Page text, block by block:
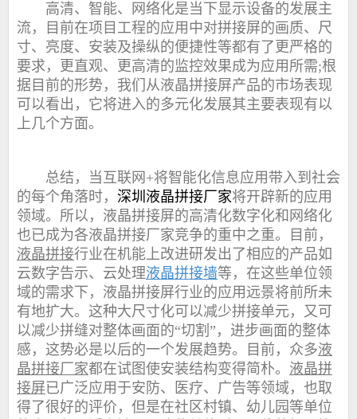
高清、智能、网络化是当下显示设备的发展主
流，目前在项目工程的应用中对拼接屏的画质、尺
寸、亮度、安装及操纵的便捷性等都有了更严格的
要求，更直观、更高清的监控效果成为应用所需;根
据目前的形势，我们从液晶拼接屏产品的市场表现
可以看出，它将进入的多元化发展其主要表现有以
上几个方面。
总结，当互联网+将智能化信息应用带入到社会
的每个角落时， 深圳 液晶拼接厂家将开辟新的应用
领域。所以，液晶拼接屏的高清化数字化和网络化
也已成为各液晶拼接厂家竞争的重中之重。目前，
液晶拼接行业在机能上改进研发出了相应的产品如
云数字告示、云处理液晶拼接墙等，在这些单位领
域的需求下，液晶拼接屏行业的应用远景将前所未
有地扩大。这种大尺寸化可以减少拼接单元，又可
以减少拼缝对整体画面的“切割”，进步画面的整体
感，这势必是以后的一个发展趋势。目前，众多液
晶拼接厂家都在试图使安装结构变得简朴。 液晶拼
接屏已广泛应用于安防、医疗、广告等领域，也取
得了很好的评价，但是在社区村镇、幼儿园等单位